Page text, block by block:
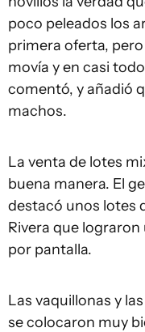
poco peleados los
primera oferta,
movía y en casi
comentó, y añadió
machos.
La venta de lotes
buena manera. El
destacó unos lotes
Rivera que
por pantalla.
Las vaquillonas y
se colocaron muy